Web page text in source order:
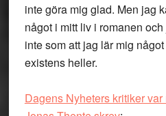
inte göra mig glad. Men jag
något i mitt liv i romanen
inte som att jag lär mig
existens heller.
Dagens Nyheters kritiker